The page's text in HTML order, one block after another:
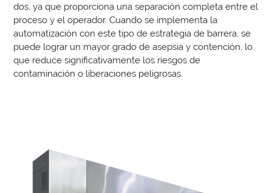
dos, ya que proporciona una separación completa entre el
proceso y el operador. Cuando se implementa la
automatización con este tipo de estrategia de barrera, se
puede lograr un mayor grado de asepsia y contención, lo
que reduce significativamente los riesgos de
contaminación o liberaciones peligrosas.